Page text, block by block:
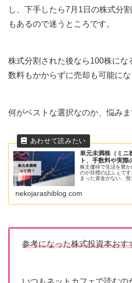
し、下手したら7月1日の株式分
もあるので迷うところです。
株式分割された後なら100株にな
数料もかからずに売却も可能にな
何がベストな選択なのか、悩みま
単元未満株（ミニ
ト、手数料や実
株主優待で生活を豊
のが目標のぱふぇで
まった資金がない、
nekojarashiblog.com
参考になった株式投資本おす